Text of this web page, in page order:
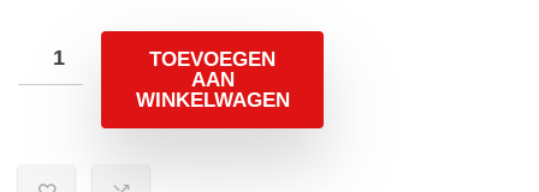
TOEVOEGEN
AAN
WINKELWAGEN